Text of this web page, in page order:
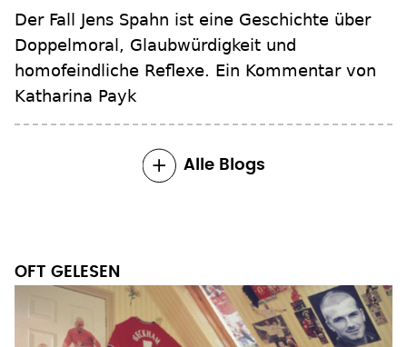
Der Fall Jens Spahn ist eine Geschichte über
Doppelmoral, Glaubwürdigkeit und
homofeindliche Reflexe. Ein Kommentar von
Katharina Payk
Alle Blogs
OFT GELESEN